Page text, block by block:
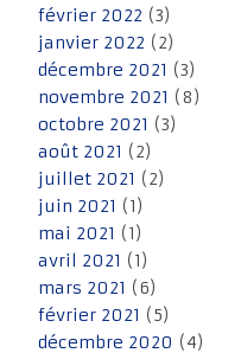
février 2022 (3)
janvier 2022 (2)
décembre 2021 (3)
novembre 2021 (8)
octobre 2021 (3)
août 2021 (2)
juillet 2021 (2)
juin 2021 (1)
mai 2021 (1)
avril 2021 (1)
mars 2021 (6)
février 2021 (5)
décembre 2020 (4)